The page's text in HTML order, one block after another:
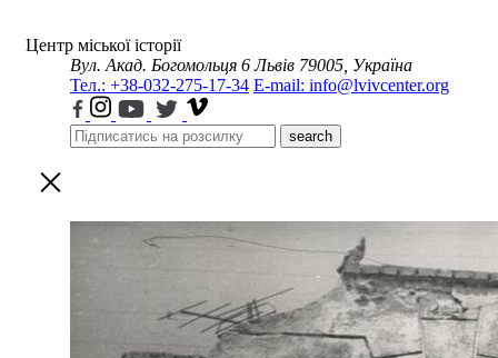
Центр міської історії
Вул. Акад. Богомольця 6 Львів 79005, Україна
Тел.: +38-032-275-17-34 E-mail: info@lvivcenter.org
search